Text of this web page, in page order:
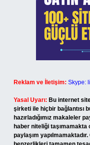
Reklam ve İletişim: Skype:
Yasal Uyarı: Bu internet
şirketi ile hiçbir bağlantısı
hazırladığımız makaleler
haber niteliği
paylaşım